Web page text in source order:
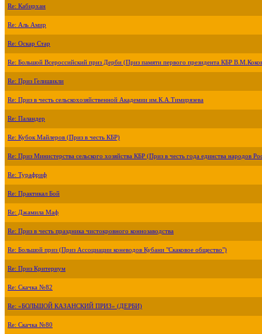
Re: Кабирхан
Re: Аль Амир
Re: Оскар Стар
Re: Большой Всероссийский приз Дерби (Приз памяти первого президента КБР
Re: Приз Гелишикли
Re: Приз в честь сельскохозяйственной Академии им.К.А.Тимирязева
Re: Паландер
Re: Кубок Майлеров (Приз в честь КБР)
Re: Приз Министерства сельского хозяйства КБР (Приз в честь года единства народов
Re: Турафриф
Re: Практикал Бой
Re: Джамила Маф
Re: Приз в честь праздника чистокровного коннозаводства
Re: Большой приз (Приз Ассоциации коневодов Кубани "Скаковое общество")
Re: Приз Критериум
Re: Скачка №82
Re: «БОЛЬШОЙ КАЗАНСКИЙ ПРИЗ» (ДЕРБИ)
Re: Скачка №80